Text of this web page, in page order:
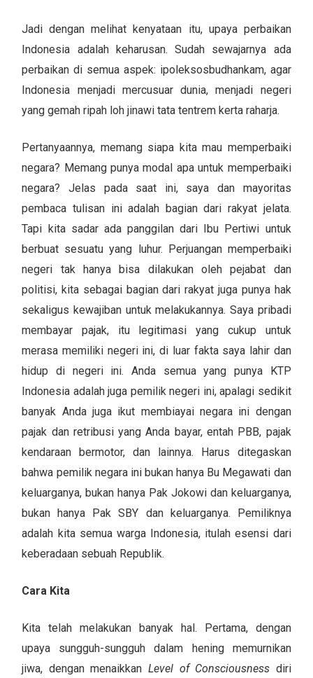
Jadi dengan melihat kenyataan itu, upaya perbaikan
Indonesia adalah keharusan. Sudah sewajarnya ada
perbaikan di semua aspek: ipoleksosbudhankam, agar
Indonesia menjadi mercusuar dunia, menjadi negeri
yang gemah ripah loh jinawi tata tentrem kerta raharja.
Pertanyaannya, memang siapa kita mau memperbaiki
negara? Memang punya modal apa untuk memperbaiki
negara? Jelas pada saat ini, saya dan mayoritas
pembaca tulisan ini adalah bagian dari rakyat jelata.
Tapi kita sadar ada panggilan dari Ibu Pertiwi untuk
berbuat sesuatu yang luhur. Perjuangan memperbaiki
negeri tak hanya bisa dilakukan oleh pejabat dan
politisi, kita sebagai bagian dari rakyat juga punya hak
sekaligus kewajiban untuk melakukannya. Saya pribadi
membayar pajak, itu legitimasi yang cukup untuk
merasa memiliki negeri ini, di luar fakta saya lahir dan
hidup di negeri ini. Anda semua yang punya KTP
Indonesia adalah juga pemilik negeri ini, apalagi sedikit
banyak Anda juga ikut membiayai negara ini dengan
pajak dan retribusi yang Anda bayar, entah PBB, pajak
kendaraan bermotor, dan lainnya. Harus ditegaskan
bahwa pemilik negara ini bukan hanya Bu Megawati dan
keluarganya, bukan hanya Pak Jokowi dan keluarganya,
bukan hanya Pak SBY dan keluarganya. Pemiliknya
adalah kita semua warga Indonesia, itulah esensi dari
keberadaan sebuah Republik.
Cara Kita
Kita telah melakukan banyak hal. Pertama, dengan
upaya sungguh-sungguh dalam hening memurnikan
jiwa, dengan menaikkan Level of Consciousness diri